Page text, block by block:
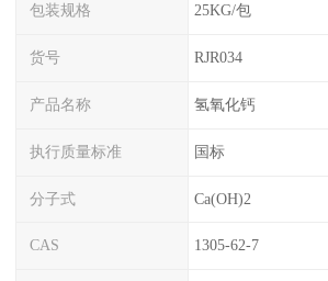
包装规格 25KG/包
货号 RJR034
产品名称 氢氧化钙
执行质量标准 国标
分子式 Ca(OH)2
CAS 1305-62-7